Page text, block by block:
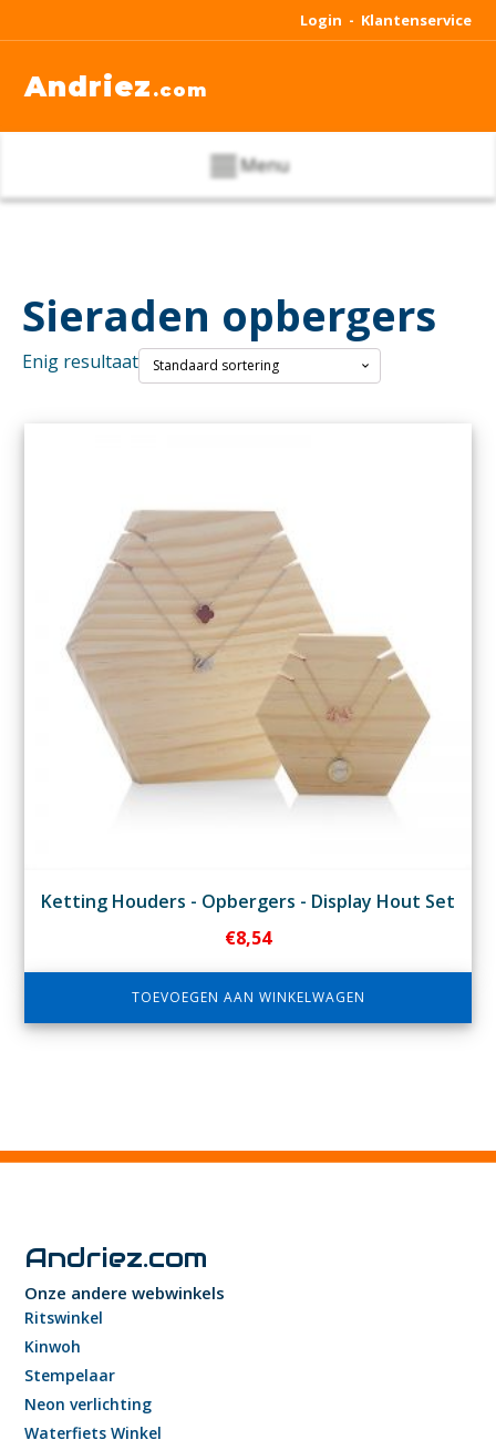
Login - Klantenservice
Andriez .com
Menu
Sieraden opbergers
Enig resultaat
Ketting Houders - Opbergers - Display Hout Set
€8,54
TOEVOEGEN AAN WINKELWAGEN
Andriez.com
Onze andere webwinkels
Ritswinkel
Kinwoh
Stempelaar
Neon verlichting
Waterfiets Winkel